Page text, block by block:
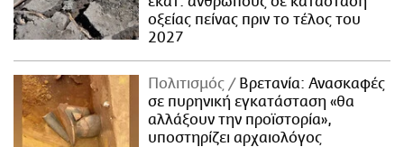
οξείας πείνας πριν το τέλος του
2027
Πολιτισμός
Βρετανία: Ανασκαφές
σε πυρηνική εγκατάσταση «θα
αλλάξουν την προϊστορία»,
υποστηρίζει αρχαιολόγος